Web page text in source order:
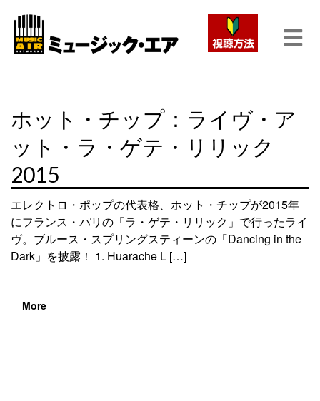
ホット・チップ：ライヴ・ア
ット・ラ・ゲテ・リリック
2015
エレクトロ・ポップの代表格、ホット・チップが2015年
にフランス・パリの「ラ・ゲテ・リリック」で行ったライ
ヴ。ブルース・スプリングスティーンの「Dancing in the
Dark」を披露！ 1. Huarache L […]
More